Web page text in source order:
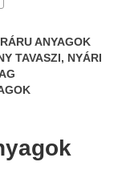
ANYAGOK
TAVASZI, NYÁRI